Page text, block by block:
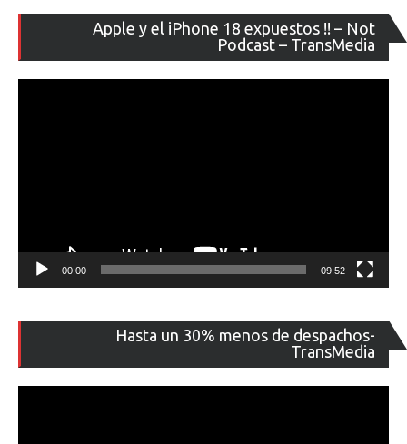
Apple y el iPhone 18 expuestos !! – Not
Podcast – TransMedia
de
00:00 09:52
Hasta un 30% menos de despachos-
TransMedia
de